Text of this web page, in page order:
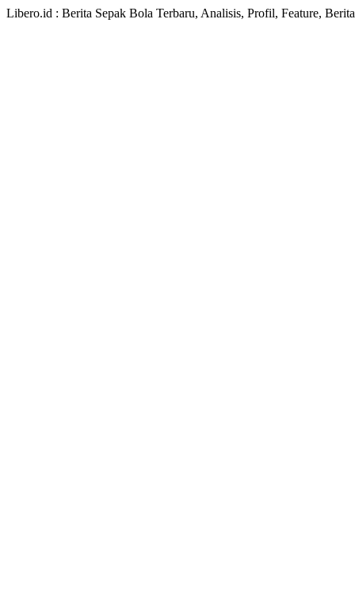
Libero.id : Berita Sepak Bola Terbaru, Analisis, Profil, Feature,